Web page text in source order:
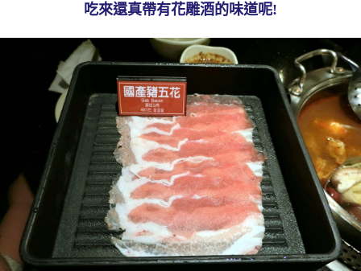
吃來還真帶有花雕酒的味道呢!